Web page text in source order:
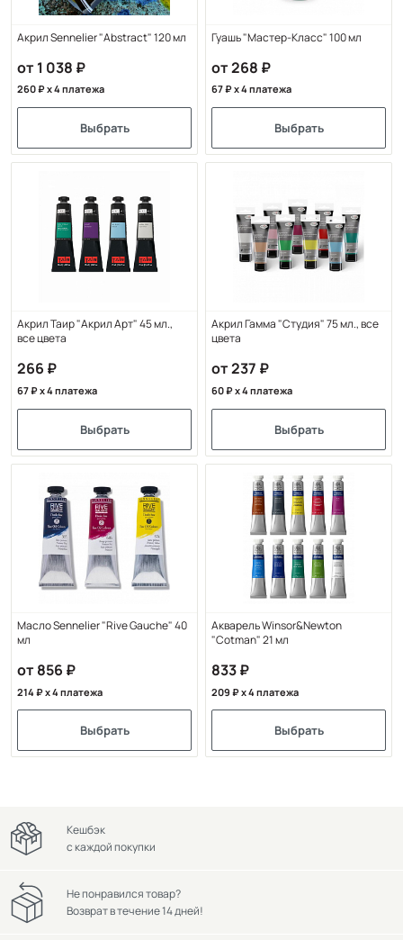
Акрил Sennelier "Abstract" 120 мл
от 1 038
260 x 4 платежа
Выбрать
Гуашь "Мастер-Класс" 100 мл
от 268
67 x 4 платежа
Выбрать
Акрил Таир "Акрил Арт" 45 мл.,
все цвета
266
67 x 4 платежа
Выбрать
Акрил Гамма "Студия" 75 мл., все
цвета
от 237
60 x 4 платежа
Выбрать
Масло Sennelier "Rive Gauche" 40
мл
от 856
214 x 4 платежа
Выбрать
Акварель Winsor&Newton
"Cotman" 21 мл
833
209 x 4 платежа
Выбрать
Кешбэк
с каждой покупки
Не понравился товар?
Возврат в течение 14 дней!